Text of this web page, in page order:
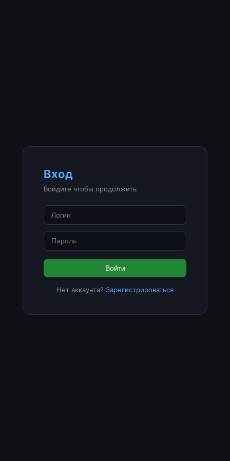
Вход
Войдите чтобы продолжить
Войти
Нет аккаунта? Зарегистрироваться